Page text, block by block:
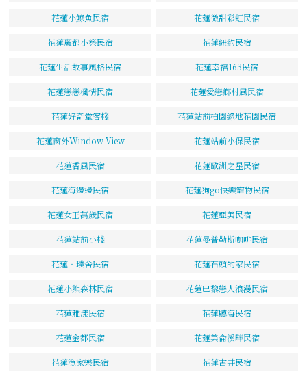
花蓮小鯨魚民宿 花蓮微甜彩虹民宿
花蓮麗都小築民宿 花蓮紐約民宿
花蓮生活故事風格民宿 花蓮幸福163民宿
花蓮戀戀楓情民宿 花蓮愛戀鄉村風民宿
花蓮好奇堂客棧 花蓮站前柏園綠地花園民宿
花蓮窗外Window View 花蓮站前小保民宿
花蓮香風民宿 花蓮歐洲之星民宿
花蓮海邊邊民宿 花蓮狗go快樂寵物民宿
花蓮女王萬歲民宿 花蓮亞美民宿
花蓮站前小棧 花蓮曼普勒斯咖啡民宿
花蓮‧璞舍民宿 花蓮石頭的家民宿
花蓮小熊森林民宿 花蓮巴黎戀人浪漫民宿
花蓮雅漾民宿 花蓮聽海民宿
花蓮金都民宿 花蓮美侖溪畔民宿
花蓮漁家樂民宿 花蓮古井民宿